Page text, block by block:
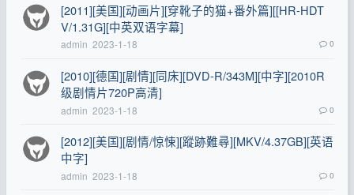
[2011][美国][动画片][穿靴子的猫+番外篇][[HR-HDT
V/1.31G][中英双语字幕]
admin 2023-1-18 0
[2010][德国][剧情][同床][DVD-R/343M][中字][2010R
级剧情片720P高清]
admin 2023-1-18 0
[2012][美国][剧情/惊悚][蹤跡難尋][MKV/4.37GB][英语
中字]
admin 2023-1-18 0